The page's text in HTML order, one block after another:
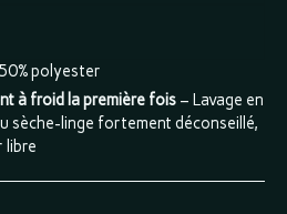
polyester
à froid la première fois – Lavage en
sèche-linge fortement déconseillé,
libre